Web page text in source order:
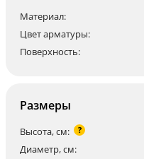
Материал:
Цвет арматуры:
Поверхность:
Размеры
Высота, см: ?
Диаметр, см: